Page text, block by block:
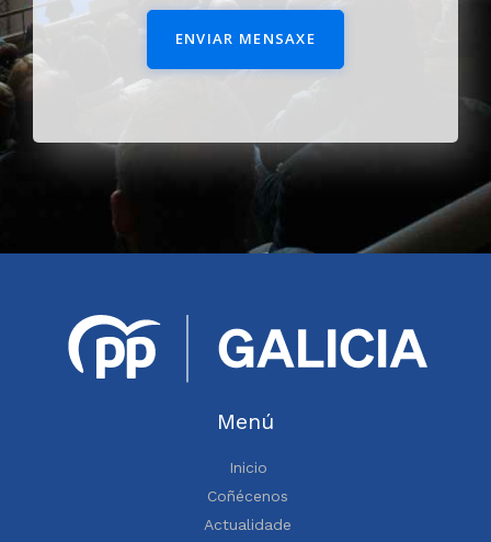
ENVIAR MENSAXE
Menú
Inicio
Coñécenos
Actualidade